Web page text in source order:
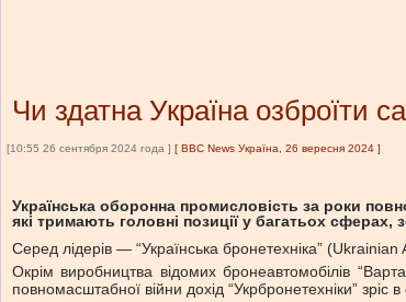
Чи здатна Україна озброїти
[10:55 26 сентября 2024 года ] [ BBC News Україна, 26 вересня 2024 ]
Українська оборонна промисловість за роки
які тримають головні позиції у багатьох
Серед лідерів — “Українська бронетехніка”
Окрім виробництва відомих бронеавтомобілів
повномасштабної війни дохід “Укрбронетехніки” зріс в